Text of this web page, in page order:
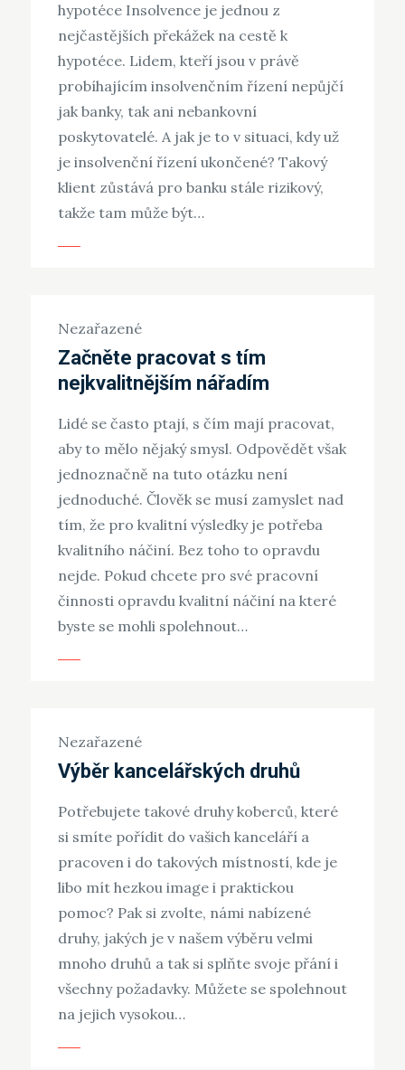
hypotéce Insolvence je jednou z
nejčastějších překážek na cestě k
hypotéce. Lidem, kteří jsou v právě
probíhajícím insolvenčním řízení nepůjčí
jak banky, tak ani nebankovní
poskytovatelé. A jak je to v situaci, kdy už
je insolvenční řízení ukončené? Takový
klient zůstává pro banku stále rizikový,
takže tam může být…
Nezařazené
Začněte pracovat s tím
nejkvalitnějším nářadím
Lidé se často ptají, s čím mají pracovat,
aby to mělo nějaký smysl. Odpovědět však
jednoznačně na tuto otázku není
jednoduché. Člověk se musí zamyslet nad
tím, že pro kvalitní výsledky je potřeba
kvalitního náčiní. Bez toho to opravdu
nejde. Pokud chcete pro své pracovní
činnosti opravdu kvalitní náčiní na které
byste se mohli spolehnout…
Nezařazené
Výběr kancelářských druhů
Potřebujete takové druhy koberců, které
si smíte pořídit do vašich kanceláří a
pracoven i do takových místností, kde je
libo mít hezkou image i praktickou
pomoc? Pak si zvolte, námi nabízené
druhy, jakých je v našem výběru velmi
mnoho druhů a tak si splňte svoje přání i
všechny požadavky. Můžete se spolehnout
na jejich vysokou…